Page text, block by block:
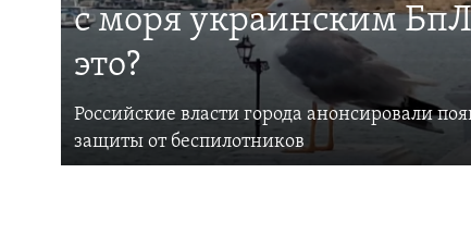
с моря украинским
это?
Российские власти города анонсировали
защиты от беспилотников